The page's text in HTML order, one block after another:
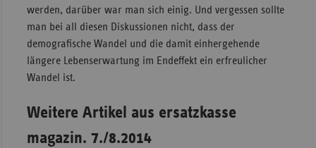
werden, darüber war man sich einig. Und vergessen sollte
man bei all diesen Diskussionen nicht, dass der
demografische Wandel und die damit einhergehende
längere Lebenserwartung im Endeffekt ein erfreulicher
Wandel ist.
Weitere Artikel aus ersatzkasse
magazin. 7./8.2014